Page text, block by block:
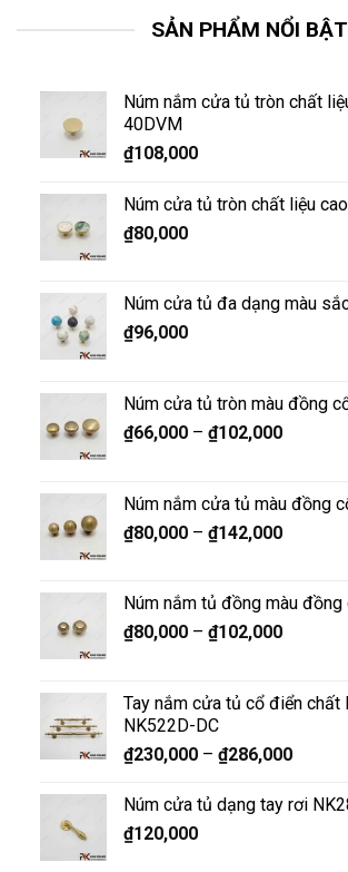
SẢN PHẨM NỔI BẬT
Núm nắm cửa tủ tròn chất
40DVM
₫108,000
Núm cửa tủ tròn chất liệu
₫80,000
Núm cửa tủ đa dạng màu
₫96,000
Núm cửa tủ tròn màu đồng
₫66,000– ₫102,000
Núm nắm cửa tủ màu đồng
₫80,000– ₫142,000
Núm nắm tủ đồng màu
₫80,000– ₫102,000
Tay nắm cửa tủ cổ điển chất
NK522D-DC
₫230,000– ₫286,000
Núm cửa tủ dạng tay rơi
₫120,000